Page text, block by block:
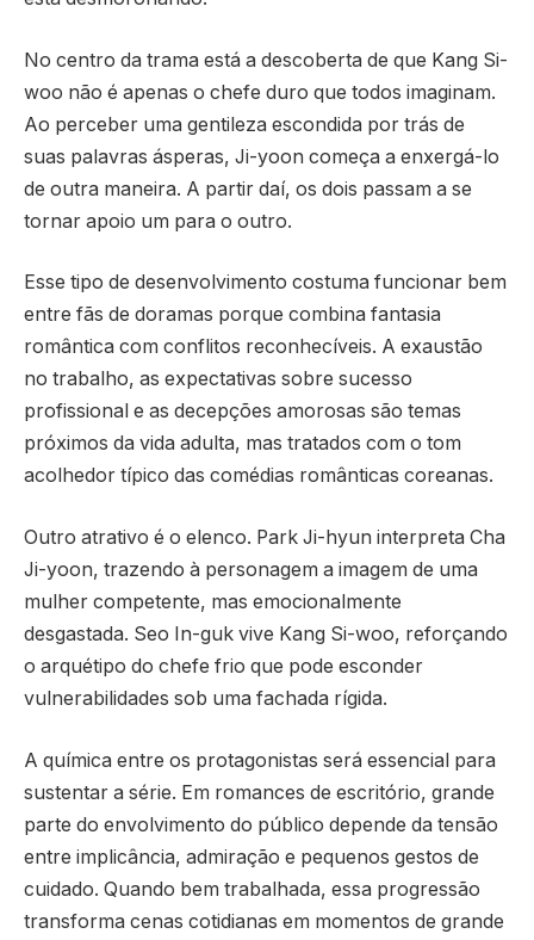
No centro da trama está a descoberta de que Kang Si-
woo não é apenas o chefe duro que todos imaginam.
Ao perceber uma gentileza escondida por trás de
suas palavras ásperas, Ji-yoon começa a enxergá-lo
de outra maneira. A partir daí, os dois passam a se
tornar apoio um para o outro.
Esse tipo de desenvolvimento costuma funcionar bem
entre fãs de doramas porque combina fantasia
romântica com conflitos reconhecíveis. A exaustão
no trabalho, as expectativas sobre sucesso
profissional e as decepções amorosas são temas
próximos da vida adulta, mas tratados com o tom
acolhedor típico das comédias românticas coreanas.
Outro atrativo é o elenco. Park Ji-hyun interpreta Cha
Ji-yoon, trazendo à personagem a imagem de uma
mulher competente, mas emocionalmente
desgastada. Seo In-guk vive Kang Si-woo, reforçando
o arquétipo do chefe frio que pode esconder
vulnerabilidades sob uma fachada rígida.
A química entre os protagonistas será essencial para
sustentar a série. Em romances de escritório, grande
parte do envolvimento do público depende da tensão
entre implicância, admiração e pequenos gestos de
cuidado. Quando bem trabalhada, essa progressão
transforma cenas cotidianas em momentos de grande